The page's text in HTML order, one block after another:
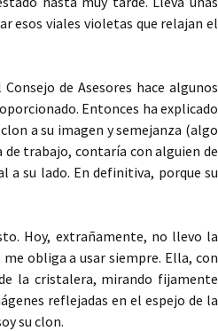
15. La mariposa azul
16. Una partida tediosa
17. Un acuerdo tácito
19. Un juego dentro de
otro juego
20. Una cuestión de
oportunidad
La telaraña
Rosa negra
El aullido
Hijos de la vida
Vencer el miedo
Supervivientes
esos viales violetas que relajan el
de Asesores hace algunos
Entonces ha explicado
a su imagen y semejanza (algo
de trabajo, contaría con alguien de
a su lado. En definitiva, porque su
Hoy, extrañamente, no llevo la
obliga a usar siempre. Ella, con
la cristalera, mirando fijamente
reflejadas en el espejo de la
su clon.